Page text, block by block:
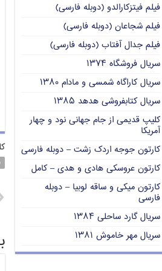
فیلم فیتزکارالدو (دوبله فارسی)
فیلم شجاعان (دوبله فارسی)
فیلم جدال آفتاب (دوبله فارسی)
سریال فروشگاه ۱۳۷۴
سریال کاراگاه شمسی و مادام ۱۳۸۰
سریال کتابفروشی هدهد ۱۳۸۵
کلیپ قدیمی از جام جهانی نود و چهار
آمریکا
کارتون جوجه اردک زشت – دوبله فارسی
کارتون عروسکی هادی و هدی – کامل
کارتون میکی و ساقه لوبیا – دوبله
فارسی
سریال گارد ساحلی ۱۳۸۴
سریال مهر خاموش ۱۳۸۱